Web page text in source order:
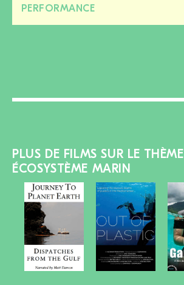
PERFORMANCE
PLUS DE FILMS SUR LE THÈME
ÉCOSYSTÈME MARIN